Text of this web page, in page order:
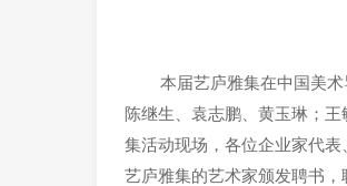
本届艺庐雅集在中国美
陈继生、袁志鹏、黄玉琳；
集活动现场，各位企业家代
艺庐雅集的艺术家颁发聘书